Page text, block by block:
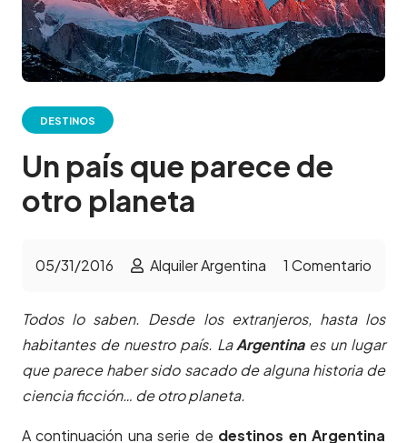
DESTINOS
Un país que parece de
otro planeta
05/31/2016 Alquiler Argentina 1 Comentario
Todos lo saben. Desde los extranjeros, hasta los
habitantes de nuestro país. LaArgentinaes un lugar
que parece haber sido sacado de alguna historia de
ciencia ficción… de otro planeta.
A continuación una serie de destinos en Argentina